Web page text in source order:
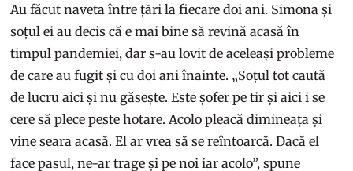
Au făcut naveta între țări la fiecare doi ani. Simona și
soțul ei au decis că e mai bine să revină acasă în
timpul pandemiei, dar s-au lovit de aceleași probleme
de care au fugit și cu doi ani înainte. „Soțul tot caută
de lucru aici și nu găsește. Este șofer pe tir și aici i se
cere să plece peste hotare. Acolo pleacă dimineața și
vine seara acasă. El ar vrea să se reîntoarcă. Dacă el
face pasul, ne-ar trage și pe noi iar acolo”, spune